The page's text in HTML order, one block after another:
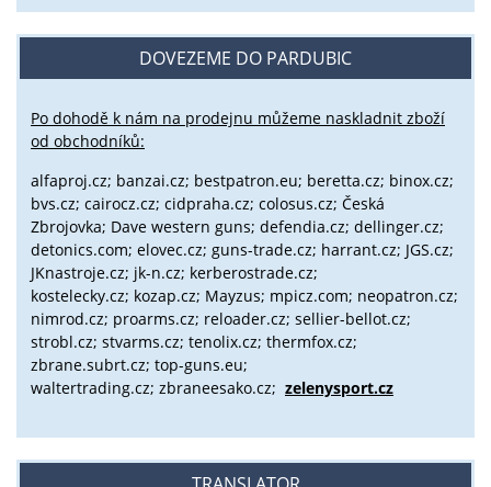
DOVEZEME DO PARDUBIC
Po dohodě k nám na prodejnu můžeme naskladnit zboží
od obchodníků:
alfaproj.cz; banzai.cz; bestpatron.eu; beretta.cz; binox.cz;
bvs.cz; cairocz.cz; cidpraha.cz; colosus.cz; Česká
Zbrojovka; Dave western guns; defendia.cz; dellinger.cz;
detonics.com; elovec.cz; guns-trade.cz; harrant.cz; JGS.cz;
JKnastroje.cz; jk-n.cz; kerberostrade.cz;
kostelecky.cz; kozap.cz; Mayzus; mpicz.com; neopatron.cz;
nimrod.cz; proarms.cz; reloader.cz; sellier-bellot.cz;
strobl.cz; stvarms.cz; tenolix.cz; thermfox.cz;
zbrane.subrt.cz; top-guns.eu;
waltertrading.cz; zbraneesako.cz; zelenysport.cz